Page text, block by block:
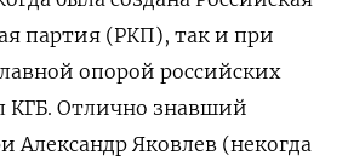
партия (РКП), так и при
опорой российских
КГБ. Отлично знавший
Александр Яковлев (некогда